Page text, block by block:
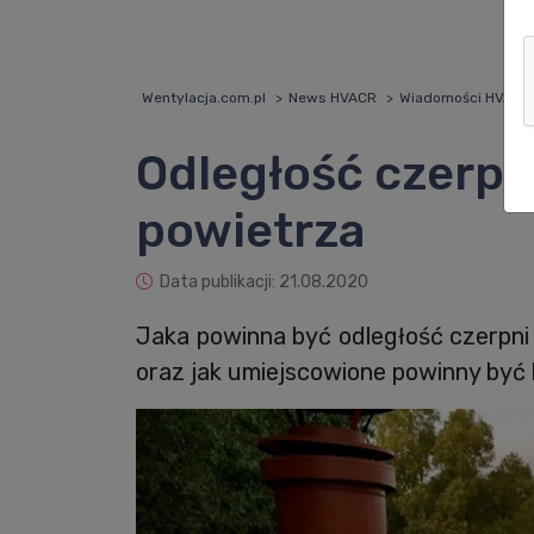
Wentylacja.com.pl News HVACR Wiadomości HVACR
Odległość
powietrza
Data publikacji: 21.08.2020
Jaka powinna być odległość
oraz jak umiejscowione powinny